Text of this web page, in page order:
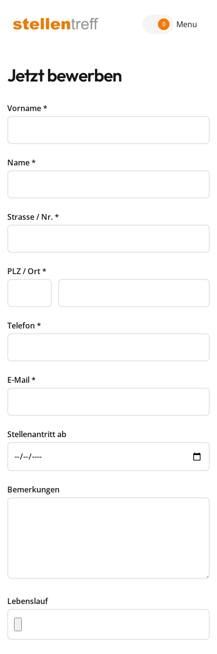
0 Menu
Jetzt bewerben
Vorname*
Name*
Strasse / Nr.*
PLZ / Ort*
Telefon *
E-Mail*
Stellenantritt ab
Bemerkungen
Lebenslauf